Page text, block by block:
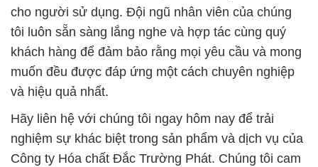
cho người sử dụng. Đội ngũ nhân viên của chúng
tôi luôn sẵn sàng lắng nghe và hợp tác cùng quý
khách hàng để đảm bảo rằng mọi yêu cầu và mong
muốn đều được đáp ứng một cách chuyên nghiệp
và hiệu quả nhất.
Hãy liên hệ với chúng tôi ngay hôm nay để trải
nghiệm sự khác biệt trong sản phẩm và dịch vụ của
Công ty Hóa chất Đắc Trường Phát. Chúng tôi cam